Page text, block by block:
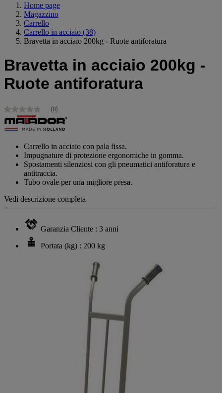
Home page
Magazzino
Carrello
Carrello in acciaio (38)
Bravetta in acciaio 200kg - Ruote antiforatura
Bravetta in acciaio 200kg -
Ruote antiforatura
Nessuna
valutazione
Stesso
pagina.
(0)
Carrello in acciaio con pala fissa.
Impugnature di protezione ergonomiche in gomma.
Spostamenti silenziosi con gli pneumatici antiforatura e
antitraccia.
Tubo ovale per una migliore presa.
Vedi descrizione completa
Garanzia Cliente : 3 anni
Portata (kg) : 200 kg